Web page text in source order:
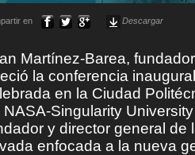
en Descargar
Martínez-Barea,
la conferencia
en la Ciudad
NASA-Singularity
y director general
enfocada a la nueva